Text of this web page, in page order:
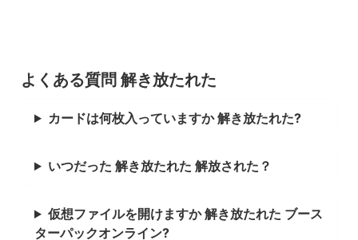
よくある質問 解き放たれた
カードは何枚入っていますか 解き放たれた?
いつだった 解き放たれた 解放された？
仮想ファイルを開けますか 解き放たれた ブース
ターパックオンライン?